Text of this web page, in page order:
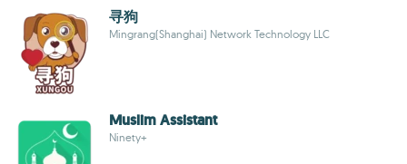
寻狗
Mingrang(Shanghai) Network Technology LLC
Muslim Assistant
Ninety+